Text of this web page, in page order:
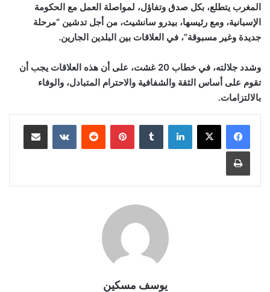
المغرب يتطلع، بكل صدق وتفاؤل، لمواصلة العمل مع الحكومة
الإسبانية، ومع رئيسها، بيدرو سانشيث، من أجل تدشين “مرحلة
جديدة وغير مسبوقة”، في العلاقات بين البلدين الجارين.
وشدد جلالته، في خطاب 20 غشت، على أن هذه العلاقات يجب أن
تقوم على أساس الثقة والشفافية والاحترام المتبادل، والوفاء
بالالتزامات.
لينكدإن بينتيريست مشاركة عبر البريد
طباعة
يوسف مسكين